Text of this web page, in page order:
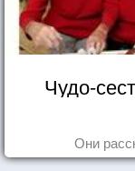
Чудо-
Они